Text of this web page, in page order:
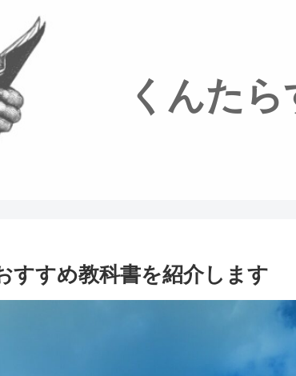
くんた
すすめ教科書を紹介します